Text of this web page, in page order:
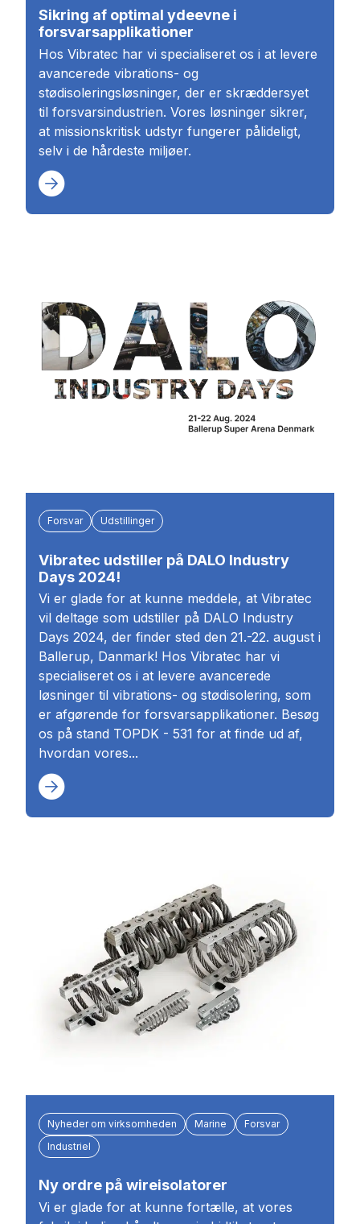
Sikring af optimal ydeevne i
forsvarsapplikationer
Hos Vibratec har vi specialiseret os i at levere
avancerede vibrations- og
stødisoleringsløsninger, der er skræddersyet
til forsvarsindustrien. Vores løsninger sikrer,
at missionskritisk udstyr fungerer pålideligt,
selv i de hårdeste miljøer.
Forsvar Udstillinger
Vibratec udstiller på DALO Industry
Days 2024!
Vi er glade for at kunne meddele, at Vibratec
vil deltage som udstiller på DALO Industry
Days 2024, der finder sted den 21.-22. august i
Ballerup, Danmark! Hos Vibratec har vi
specialiseret os i at levere avancerede
løsninger til vibrations- og stødisolering, som
er afgørende for forsvarsapplikationer. Besøg
os på stand TOPDK - 531 for at finde ud af,
hvordan vores...
Nyheder om virksomheden Marine
Forsvar
Industriel
Ny ordre på wireisolatorer
Vi er glade for at kunne fortælle, at vores